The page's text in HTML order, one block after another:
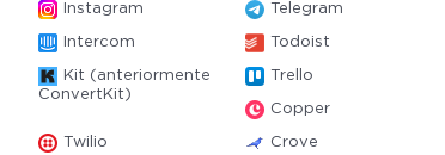
Instagram Telegram
Intercom Todoist
Kit (anteriormente
ConvertKit)
Trello
Copper
Twilio Crove